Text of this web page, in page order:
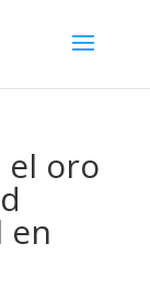
el oro
en